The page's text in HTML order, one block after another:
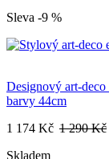
Sleva -9 %
Designový art-
barvy 44cm
1 174 Kč 1 290 Kč
Skladem